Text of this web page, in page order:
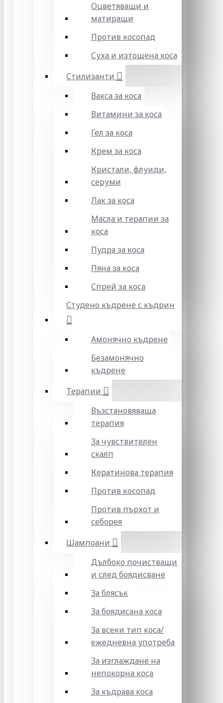
Оцветяващи и
матиращи
Против косопад
Суха и изтощена коса
Стилизанти
Вакса за коса
Витамини за коса
Гел за коса
Крем за коса
Кристали, флуиди,
серуми
Лак за коса
Масла и терапии за
коса
Пудра за коса
Пяна за коса
Спрей за коса
Студено къдрене с къдрин
Амонячно къдрене
Безамонячно
къдрене
Терапии
Възстановяваща
терапия
За чувствителен
скалп
Кератинова терапия
Против косопад
Против пърхот и
себорея
Шампоани
Дълбоко почистващи
и след боядисване
За блясък
За боядисана коса
За всеки тип коса/
ежедневна употреба
За изглаждане на
непокорна коса
За къдрава коса